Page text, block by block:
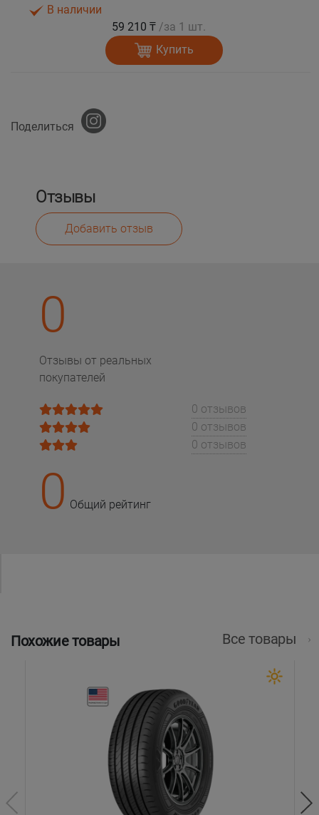
В наличии
59 210 ₸ /за 1 шт.
Купить
Поделиться
Отзывы
Добавить отзыв
0
Отзывы от реальных
покупателей
0 отзывов
0 отзывов
0 отзывов
0 Общий рейтинг
Похожие товары Все товары